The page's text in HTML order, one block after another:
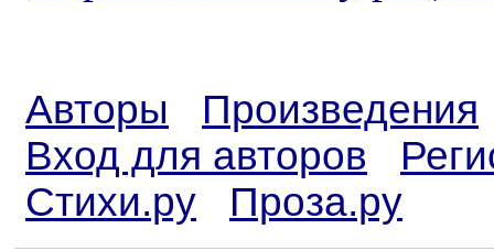
Авторы
Произведения
Вход для авторов
Стихи.ру
Проза.ру